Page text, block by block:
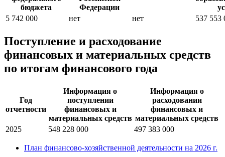
бюджета
Федерации
5 742 000
нет нет 537 553
Поступление и расходование
финансовых и материальных средств
по итогам финансового года
Год
отчетности
Информация о
поступлении
финансовых и
материальных средств
Информация о
расходовании
финансовых и
материальных средств
2025
548 228 000 497 383 000
План финансово-хозяйственной деятельности на 2026 г.